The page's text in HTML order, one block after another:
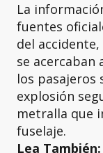
La
fuentes
del
se acercaban
los pasajeros
explosión
metralla que
fuselaje.
Lea También: